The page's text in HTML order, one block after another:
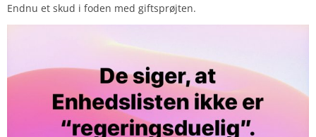
Endnu et skud i foden med giftsprøjten.